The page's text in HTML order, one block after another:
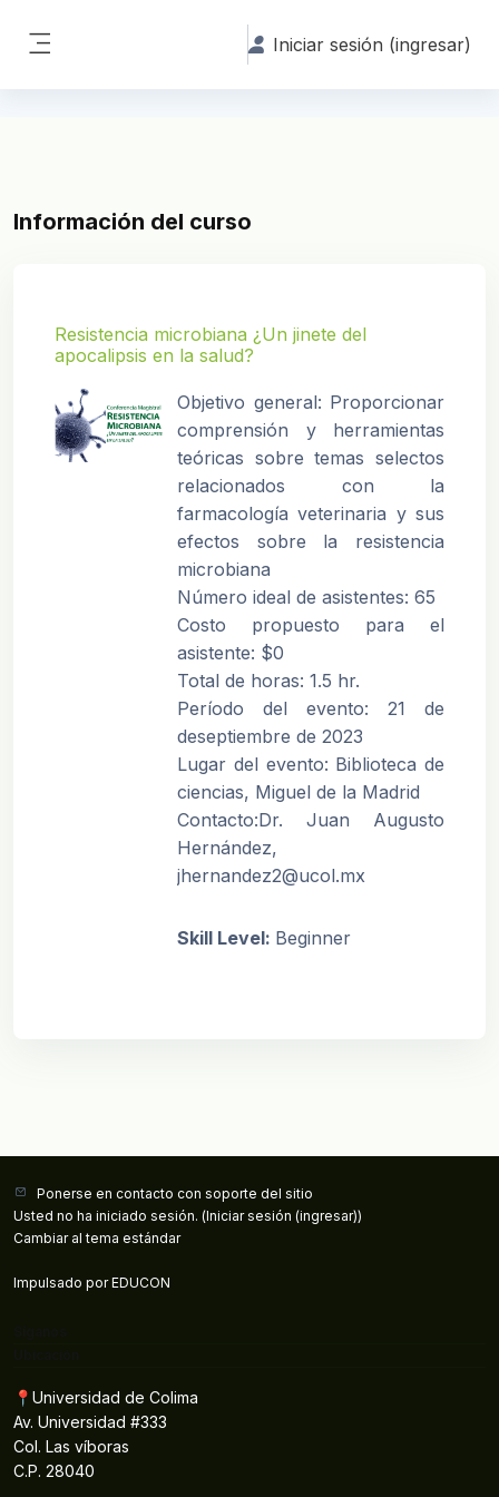
Saltar al contenido principal Iniciar sesión (ingresar)
Información del curso
Resistencia microbiana ¿Un jinete del
apocalipsis en la salud?
Objetivo general: Proporcionar
comprensión y herramientas
teóricas sobre temas selectos
relacionados con la
farmacología veterinaria y sus
efectos sobre la resistencia
microbiana
Número ideal de asistentes: 65
Costo propuesto para el
asistente: $0
Total de horas: 1.5 hr.
Período del evento: 21 de
deseptiembre de 2023
Lugar del evento: Biblioteca de
ciencias, Miguel de la Madrid
Contacto:Dr. Juan Augusto
Hernández,
jhernandez2@ucol.mx
Skill Level: Beginner
Ponerse en contacto con soporte del sitio
Usted no ha iniciado sesión. (Iniciar sesión (ingresar))
Cambiar al tema estándar
Impulsado porEDUCON
📍Universidad de Colima
Av. Universidad #333
Col. Las víboras
C.P. 28040